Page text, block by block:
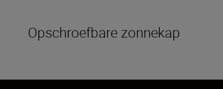
Opschroefbare zonnekap